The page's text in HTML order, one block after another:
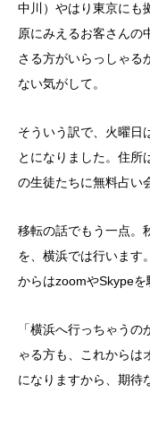
中川）やはり東京にも
原にみえるお客さんの
さる方がいらっしゃる
ない気がして。
そういう訳で、火曜日
とになりました。住
の生徒たちに無料占い
移転の話でもう一点。
を、横浜では行います
からはzoomやSkypeを
「横浜へ行っちゃう
ゃる方も、これからは
になりますから、期待